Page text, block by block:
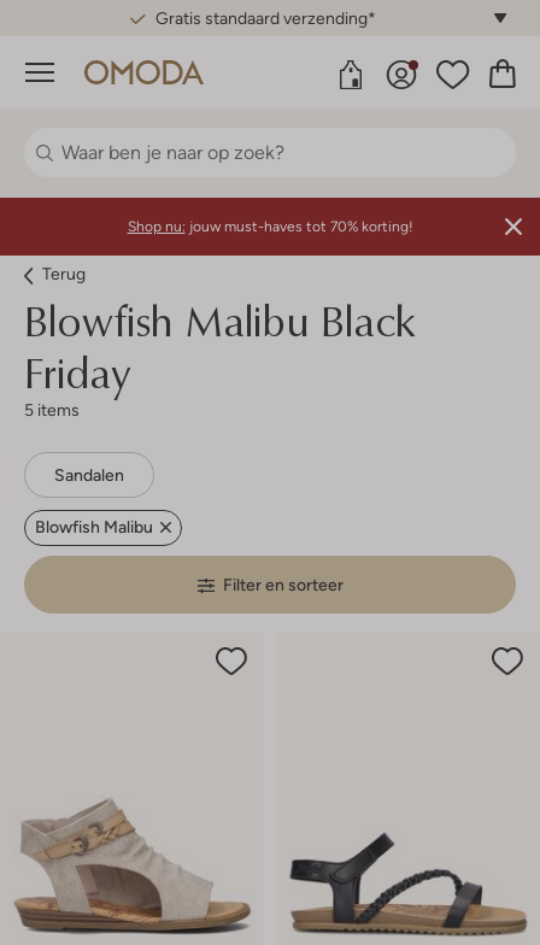
Gratis standaard verzending*
Menu
Shop nu: jouw must-haves tot 70% korting!
Terug
Blowfish Malibu Black
Friday
5 items
Sandalen
Blowfish Malibu
Filter en sorteer